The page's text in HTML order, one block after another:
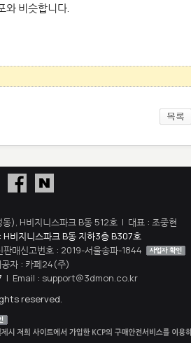
와 비슷합니다.
), H비지니스파크 B동 512호 | 대표 : 조중현
H비지니스파크 B동 지하3층 B307호
매신고번호 : 2019-서울송파-1844
자 : 카페24(주)
| Email : support@3dmon.co.kr
reserved.